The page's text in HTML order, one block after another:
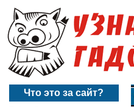
Что это за сайт?